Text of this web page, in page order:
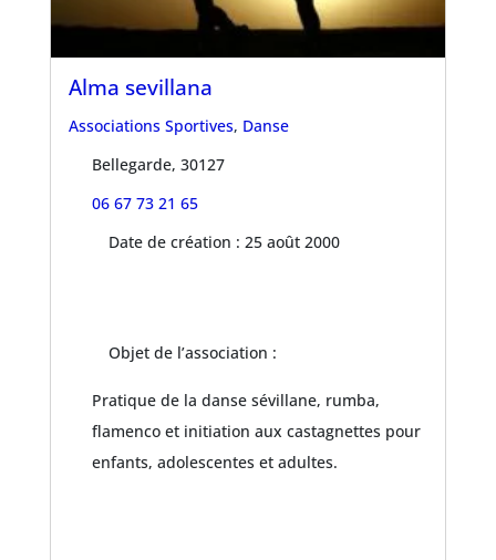
Alma sevillana
Associations Sportives, Danse
Bellegarde, 30127
06 67 73 21 65
Date de création : 25 août 2000
Objet de l’association :
Pratique de la danse sévillane, rumba,
flamenco et initiation aux castagnettes pour
enfants, adolescentes et adultes.